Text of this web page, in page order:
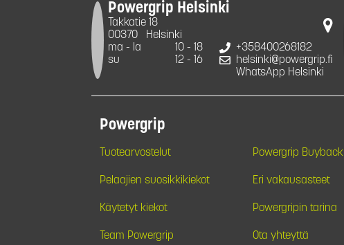
Powergrip Helsinki
Takkatie 18
00370
Helsinki
ma - la
10 - 18
su
12 - 16
+358400268182
helsinki@powergrip.fi
WhatsApp Helsinki
Powergrip
Tuotearvostelut Powergrip Buyback
Pelaajien suosikkikiekot Eri vakausasteet
Käytetyt kiekot Powergripin tarina
Team Powergrip Ota yhteyttä